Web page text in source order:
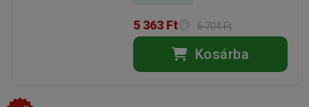
5 363 Ft 6 704 Ft
Kosárba